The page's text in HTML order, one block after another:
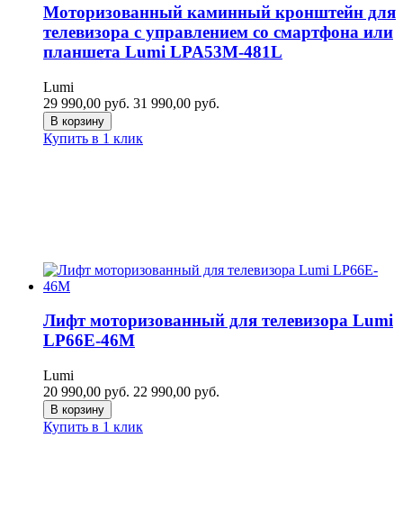
Моторизованный каминный кронштейн для
телевизора c управлением со смартфона или
планшета Lumi LPA53M-481L
Lumi
29 990,00 руб. 31 990,00 руб.
В корзину
Купить в 1 клик
Лифт моторизованный для телевизора Lumi
LP66E-46M
Lumi
20 990,00 руб. 22 990,00 руб.
В корзину
Купить в 1 клик